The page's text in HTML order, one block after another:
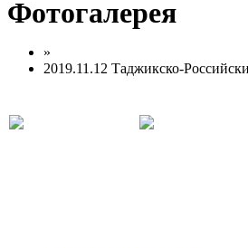
Фотогалерея
»
2019.11.12 Таджикско-